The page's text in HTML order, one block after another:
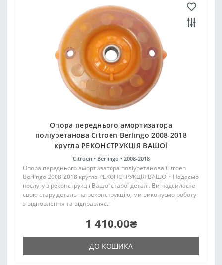
Опора переднього амортизатора
поліуретанова Citroen Berlingo 2008-2018
кругла РЕКОНСТРУКЦІЯ ВАШОЇ
Citroen • Berlingo • 2008-2018
Опора переднього амортизатора поліуретанова Citroen
Berlingo 2008-2018 кругла РЕКОНСТРУКЦІЯ ВАШОЇ • Надаємо
послугу з реконструкції Вашої старої деталі. Ви надсилаєте
свою стару деталь на реконструкцію, ми виконуємо роботу
з відновлення та відправляє..
1 410.00₴
ДО КОШИКА